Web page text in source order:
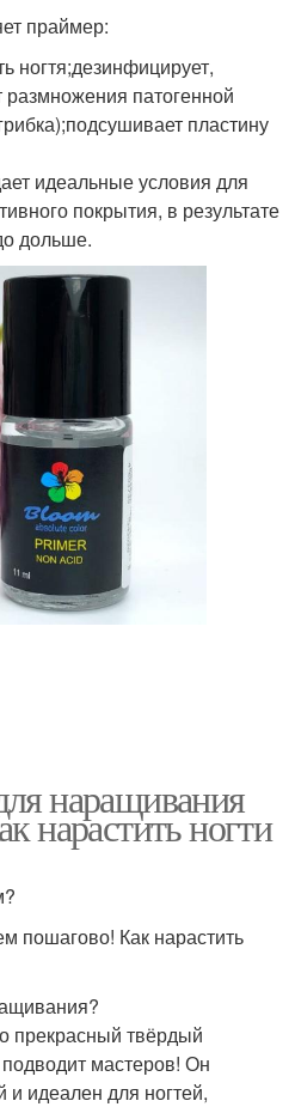
праймер:
ногтя;дезинфицирует,
патогенной
пластину
идеальные условия для
покрытия, в результате
дольше.
наращивания
нарастить ногти
пошагово! Как нарастить
прекрасный твёрдый
мастеров! Он
и идеален для ногтей,